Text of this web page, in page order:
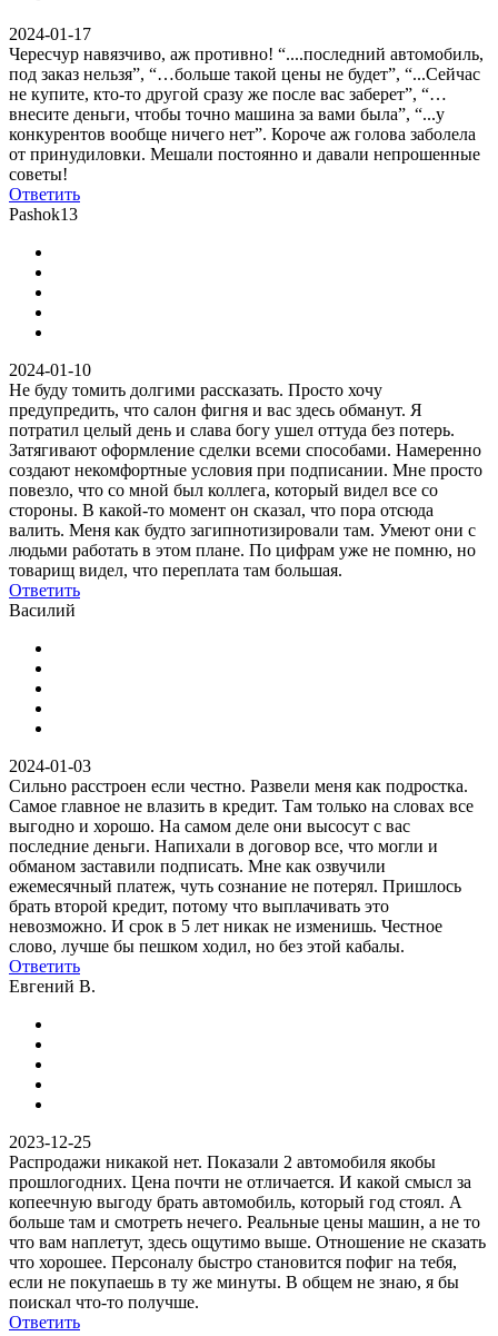
2024-01-17
Чересчур навязчиво, аж противно! “....последний автомобиль,
под заказ нельзя”, “…больше такой цены не будет”, “...Сейчас
не купите, кто-то другой сразу же после вас заберет”, “…
внесите деньги, чтобы точно машина за вами была”, “...у
конкурентов вообще ничего нет”. Короче аж голова заболела
от принудиловки. Мешали постоянно и давали непрошенные
советы!
Ответить
Pashok13
2024-01-10
Не буду томить долгими рассказать. Просто хочу
предупредить, что салон фигня и вас здесь обманут. Я
потратил целый день и слава богу ушел оттуда без потерь.
Затягивают оформление сделки всеми способами. Намеренно
создают некомфортные условия при подписании. Мне просто
повезло, что со мной был коллега, который видел все со
стороны. В какой-то момент он сказал, что пора отсюда
валить. Меня как будто загипнотизировали там. Умеют они с
людьми работать в этом плане. По цифрам уже не помню, но
товарищ видел, что переплата там большая.
Ответить
Василий
2024-01-03
Сильно расстроен если честно. Развели меня как подростка.
Самое главное не влазить в кредит. Там только на словах все
выгодно и хорошо. На самом деле они высосут с вас
последние деньги. Напихали в договор все, что могли и
обманом заставили подписать. Мне как озвучили
ежемесячный платеж, чуть сознание не потерял. Пришлось
брать второй кредит, потому что выплачивать это
невозможно. И срок в 5 лет никак не изменишь. Честное
слово, лучше бы пешком ходил, но без этой кабалы.
Ответить
Евгений В.
2023-12-25
Распродажи никакой нет. Показали 2 автомобиля якобы
прошлогодних. Цена почти не отличается. И какой смысл за
копеечную выгоду брать автомобиль, который год стоял. А
больше там и смотреть нечего. Реальные цены машин, а не то
что вам наплетут, здесь ощутимо выше. Отношение не сказать
что хорошее. Персоналу быстро становится пофиг на тебя,
если не покупаешь в ту же минуты. В общем не знаю, я бы
поискал что-то получше.
Ответить